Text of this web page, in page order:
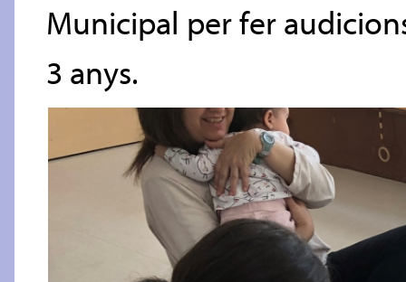
Municipal per fer
3 anys.